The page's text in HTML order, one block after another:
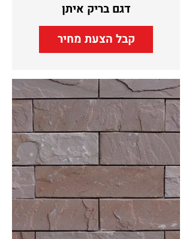
דגם בריק איתן
קבל הצעת מחיר